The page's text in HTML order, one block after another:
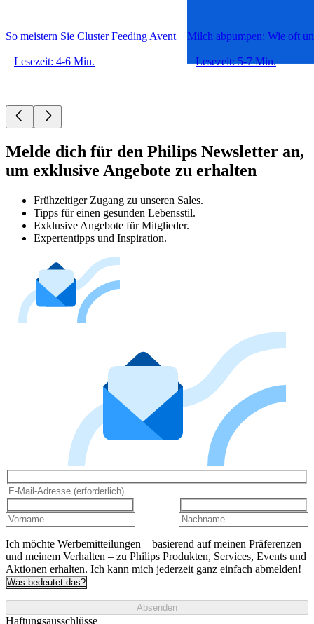
So meistern Sie Cluster Feeding Avent
Lesezeit: 4-6 Min.
Milch abpumpen: Wie oft
Lesezeit: 5-7 Min.
Melde dich für den Philips Newsletter an,
um exklusive Angebote zu erhalten
Frühzeitiger Zugang zu unseren Sales.
Tipps für einen gesunden Lebensstil.
Exklusive Angebote für Mitglieder.
Expertentipps und Inspiration.
Ich möchte Werbemitteilungen – basierend auf meinen Präferenzen
und meinem Verhalten – zu Philips Produkten, Services, Events und
Aktionen erhalten. Ich kann mich jederzeit ganz einfach abmelden!
Was bedeutet das?
Absenden
Haftungsausschlüsse